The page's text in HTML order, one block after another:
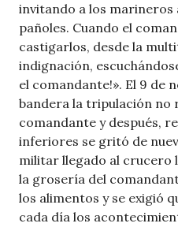
invitando a los marineros
pañoles. Cuando el
castigarlos, desde la
indignación,
el comandante!». El 9 de
bandera la tripulación no
comandante y después,
inferiores se gritó de
militar llegado al crucero
la grosería del
los alimentos y se exigió
cada día los